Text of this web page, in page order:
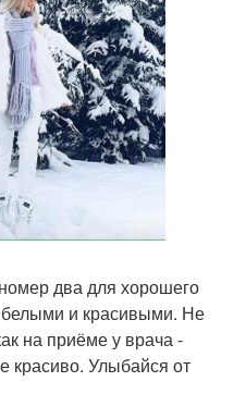
два для хорошего
и красивыми. Не
на приёме у врача -
красиво. Улыбайся от